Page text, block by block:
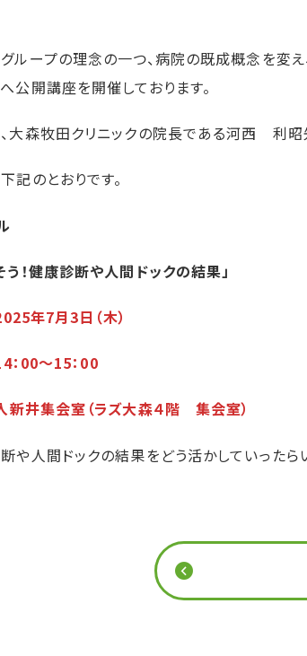
ループの理念の一つ、病院の既成概念を変
公開講座を開催しております。
大森牧田クリニックの院長である河西 利昭
記のとおりです。
う！健康診断や人間ドックの結果」
年7月3日（木）
：00～15：00
新井集会室（ラズ大森４階 集会室）
や人間ドックの結果をどう活かしていった